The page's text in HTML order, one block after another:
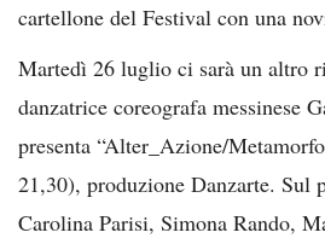
cartellone del Festival con una
Martedì 26 luglio ci sarà un altro
danzatrice coreografa messinese
presenta “Alter_Azione/
21,30), produzione Danzarte. Sul
Carolina Parisi, Simona Rando,